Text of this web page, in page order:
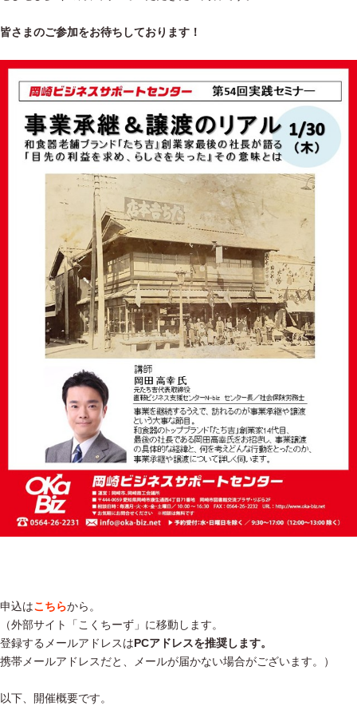
皆さまのご参加をお待ちしております！
申込はこちらから。
（外部サイト「こくちーず」に移動します。
登録するメールアドレスはPCアドレスを推奨します。
携帯メールアドレスだと、メールが届かない場合がございます。）
以下、開催概要です。